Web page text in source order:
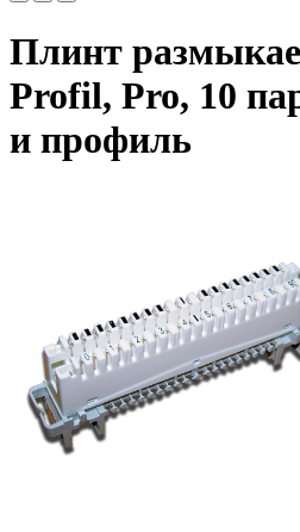
Плинт
Profil, Pro, 10
и профиль